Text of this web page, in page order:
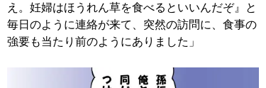
え。妊婦はほうれん草を食べるといいんだぞ』と
毎日のように連絡が来て、突然の訪問に、食事の
強要も当たり前のようにありました」